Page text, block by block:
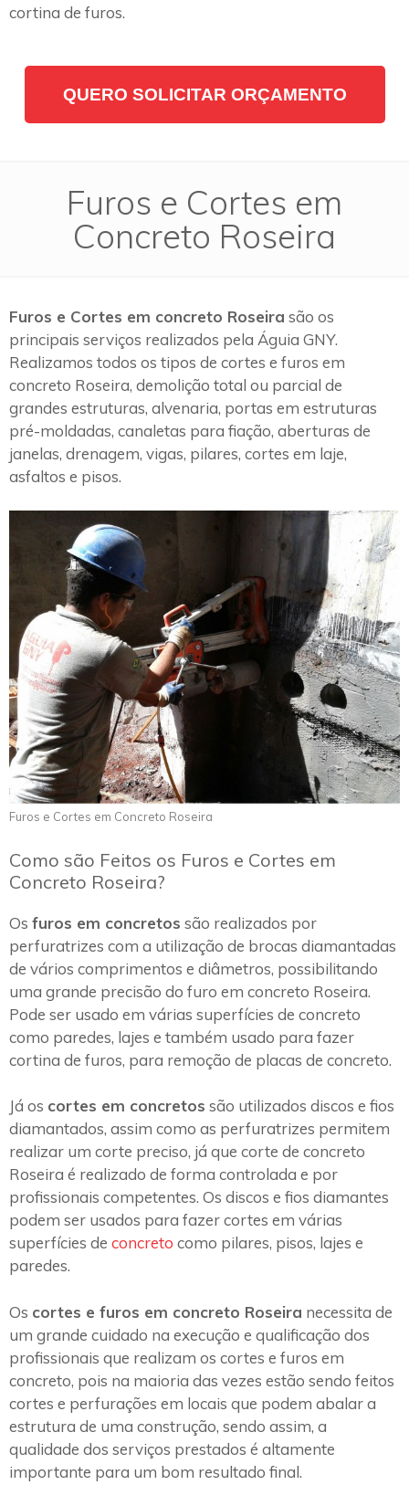
cortina de furos.
QUERO SOLICITAR ORÇAMENTO
Furos e Cortes em
Concreto Roseira
Furos e Cortes em concreto Roseira são os
principais serviços realizados pela Águia GNY.
Realizamos todos os tipos de cortes e furos em
concreto Roseira, demolição total ou parcial de
grandes estruturas, alvenaria, portas em estruturas
pré-moldadas, canaletas para fiação, aberturas de
janelas, drenagem, vigas, pilares, cortes em laje,
asfaltos e pisos.
Furos e Cortes em Concreto Roseira
Como são Feitos os Furos e Cortes em
Concreto Roseira?
Os furos em concretos são realizados por
perfuratrizes com a utilização de brocas diamantadas
de vários comprimentos e diâmetros, possibilitando
uma grande precisão do furo em concreto Roseira.
Pode ser usado em várias superfícies de concreto
como paredes, lajes e também usado para fazer
cortina de furos, para remoção de placas de concreto.
Já os cortes em concretos são utilizados discos e fios
diamantados, assim como as perfuratrizes permitem
realizar um corte preciso, já que corte de concreto
Roseira é realizado de forma controlada e por
profissionais competentes. Os discos e fios diamantes
podem ser usados para fazer cortes em várias
superfícies de concreto como pilares, pisos, lajes e
paredes.
Os cortes e furos em concreto Roseira necessita de
um grande cuidado na execução e qualificação dos
profissionais que realizam os cortes e furos em
concreto, pois na maioria das vezes estão sendo feitos
cortes e perfurações em locais que podem abalar a
estrutura de uma construção, sendo assim, a
qualidade dos serviços prestados é altamente
importante para um bom resultado final.